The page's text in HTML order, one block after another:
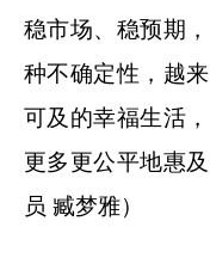
稳市场、稳预期
种不确定性，越
可及的幸福生活
更多更公平地惠
员 臧梦雅）